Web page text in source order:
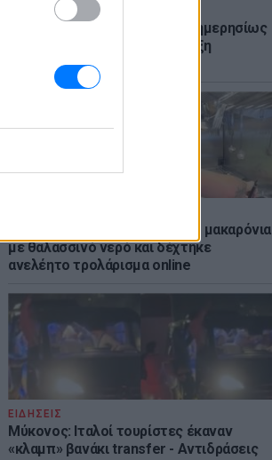
ΕΙΔΗΣΕΙΣ
Πάνω από 45.000 διελεύσεις ημερησίως
στους Ευζώνους: Μαζική άφιξη
τουριστών από τα Βαλκάνια
Ο Μπρούκλιν Μπέκαμ έβρασε μακαρόνια
με θαλασσινό νερό και δέχτηκε
ανελέητο τρολάρισμα online
ΕΙΔΗΣΕΙΣ
Μύκονος: Ιταλοί τουρίστες έκαναν
«κλαμπ» βανάκι transfer - Αντιδράσεις